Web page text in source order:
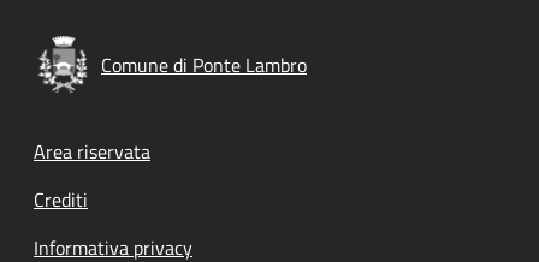
Comune di Ponte Lambro
Footer menu
Area riservata
Crediti
Informativa privacy